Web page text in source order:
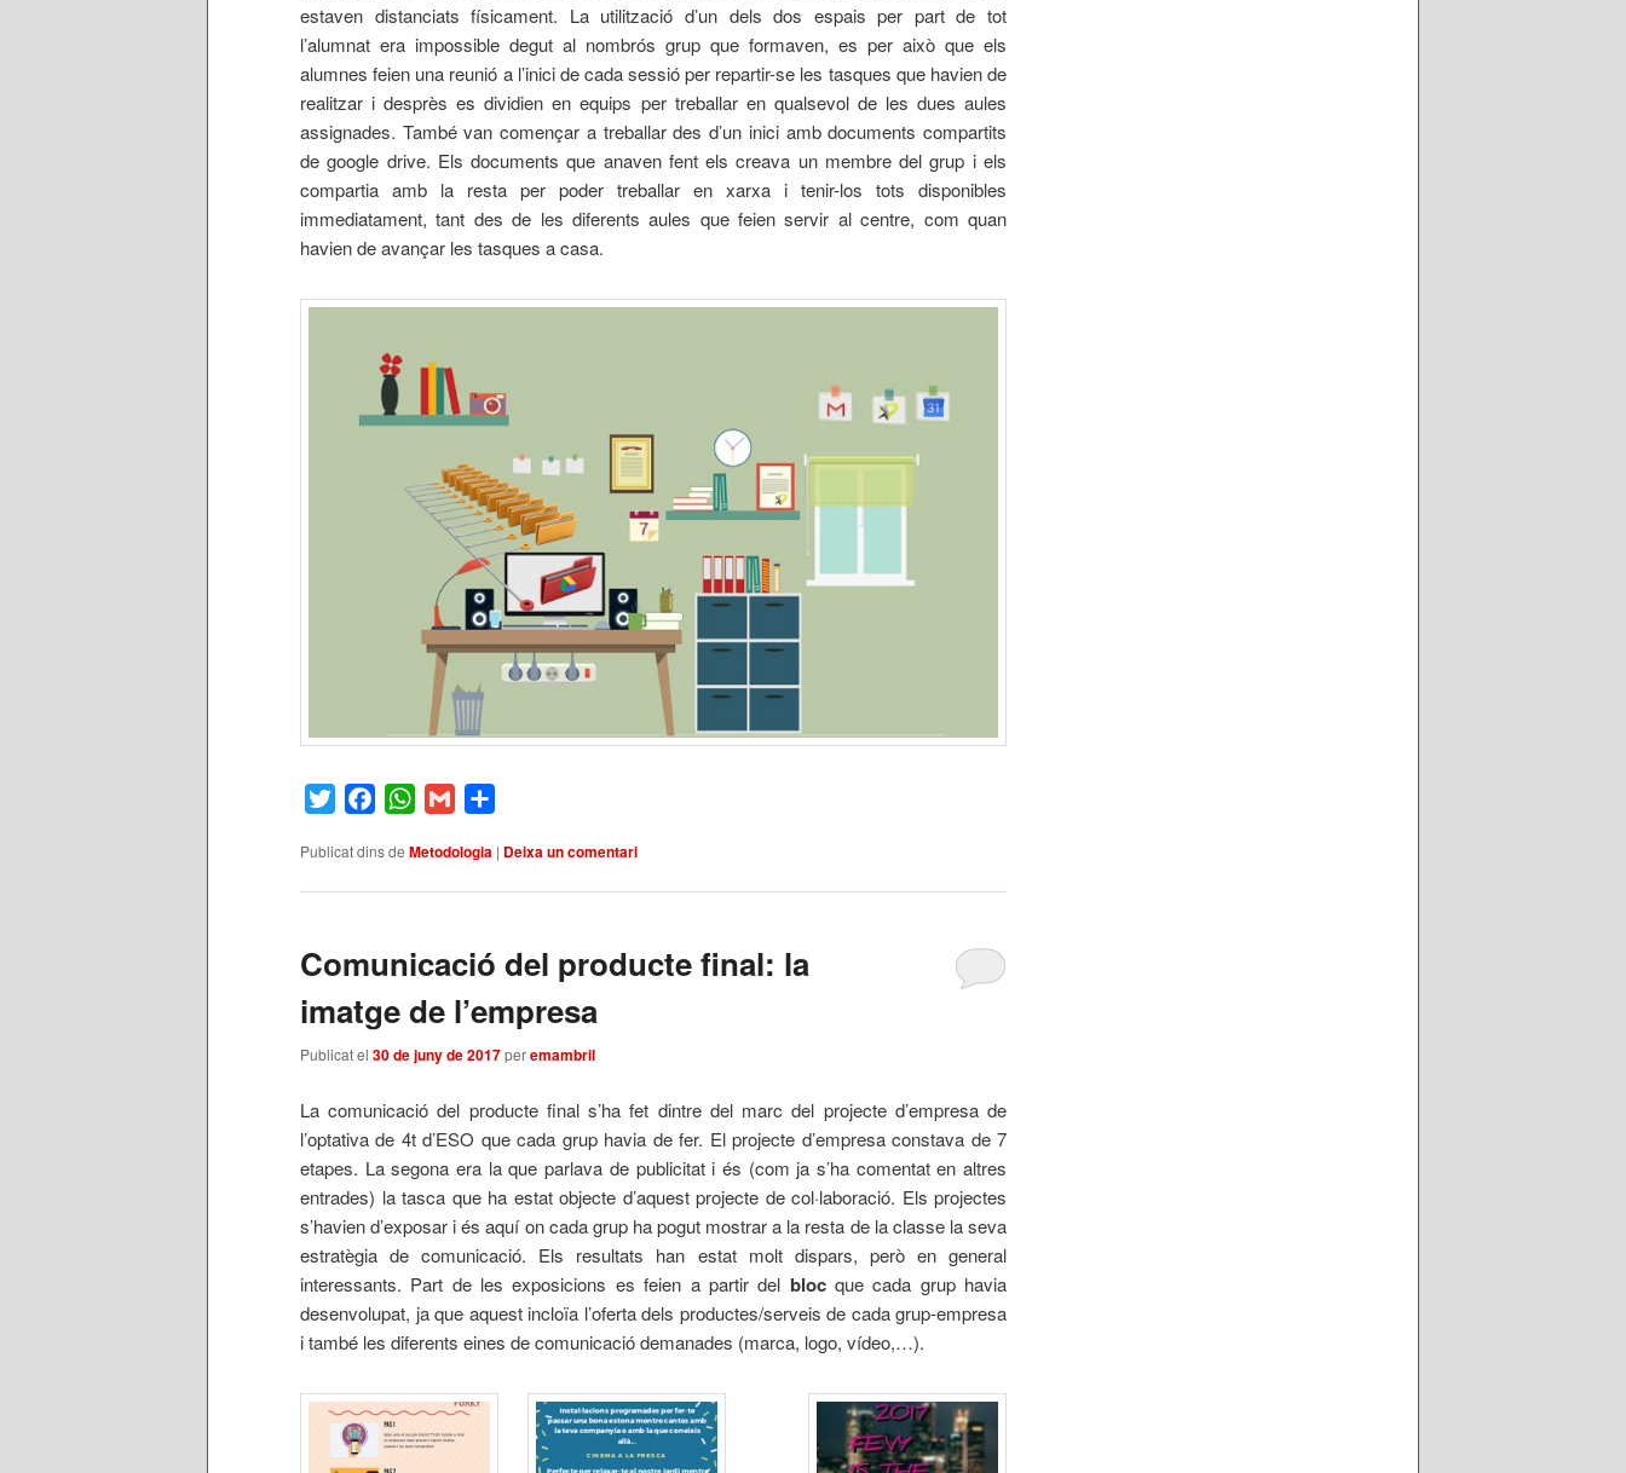
estaven distanciats físicament. La utilització d’un dels dos espais per part de tot
l’alumnat era impossible degut al nombrós grup que formaven, es per això que els
alumnes feien una reunió a l’inici de cada sessió per repartir-se les tasques que havien de
realitzar i desprès es dividien en equips per treballar en qualsevol de les dues aules
assignades. També van començar a treballar des d’un inici amb documents compartits
de google drive. Els documents que anaven fent els creava un membre del grup i els
compartia amb la resta per poder treballar en xarxa i tenir-los tots disponibles
immediatament, tant des de les diferents aules que feien servir al centre, com quan
havien de avançar les tasques a casa.
TwitterFacebookWhatsApp
Gmail
Publicat dins de Metodologia | Deixa un comentari
Comunicació del producte final: la
imatge de l’empresa
Publicat el 30 de juny de 2017peremambril
La comunicació del producte final s’ha fet dintre del marc del projecte d’empresa de
l’optativa de 4t d’ESO que cada grup havia de fer. El projecte d’empresa constava de 7
etapes. La segona era la que parlava de publicitat i és (com ja s’ha comentat en altres
entrades) la tasca que ha estat objecte d’aquest projecte de col·laboració. Els projectes
s’havien d’exposar i és aquí on cada grup ha pogut mostrar a la resta de la classe la seva
estratègia de comunicació. Els resultats han estat molt dispars, però en general
interessants. Part de les exposicions es feien a partir del blocque cada grup havia
desenvolupat, ja que aquest incloïa l’oferta dels productes/serveis de cada grup-empresa
i també les diferents eines de comunicació demanades (marca, logo, vídeo,…).